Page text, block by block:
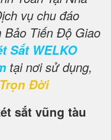
vụ chu đáo
Bảo Tiến Độ Giao
Sắt WELKO
tại nơi sử dụng,
Đời
sắt vũng tàu